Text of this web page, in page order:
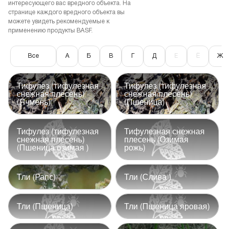
интересующего вас вредного объекта. На
странице каждого вредного объекта вы
можете увидеть рекомендуемые к
применению продукты BASF.
Все А Б В Д Е Ё Ж
Тифулез (тифулезная
снежная плесень)
(Ячмень)
Тифулез (тифулезная
снежная плесень)
(Пшеница)
Тифулез (тифулезная
снежная плесень)
(Пшеница озимая )
Тифулезная снежная
плесень (Озимая
рожь)
Тли (Рапс) Тли (Слива )
Тли (Пшеница) Тли (Пшеница яровая)